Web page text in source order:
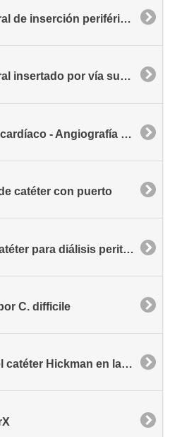
Catéter central de inserción periférica (PICC) para pacientes ambulatorios
Catéter central insertado por vía subclavia - Vía SICC
Cateterismo cardíaco - Angiografía coronaria
catéter con puerto
Acceso de catéter para diálisis peritoneal
C. difficile
Cuidados del catéter Hickman en la casa